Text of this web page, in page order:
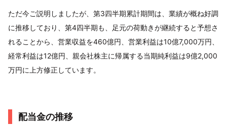
ただ今ご説明しましたが、第3四半期累計期間は、業績が概ね好調
に推移しており、第4四半期も、足元の荷動きが継続すると予想さ
れることから、営業収益を460億円、営業利益は10億7,000万円、
経常利益は12億円、親会社株主に帰属する当期純利益は9億2,000
万円に上方修正しています。
配当金の推移